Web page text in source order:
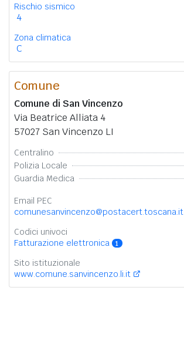
Rischio sismico
4
Zona climatica
C
Comune
Comune di San Vincenzo
Via Beatrice Alliata 4
57027 San Vincenzo LI
Centralino
Polizia Locale
Guardia Medica
Email PEC
comunesanvincenzo@postacert.toscana.it
Codici univoci
Fatturazione elettronica
1
Sito istituzionale
www.comune.sanvincenzo.li.it